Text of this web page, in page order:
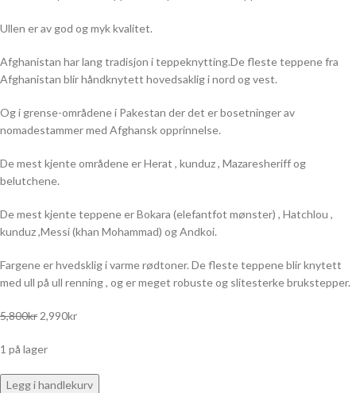
Ullen er av god og myk kvalitet.
Afghanistan har lang tradisjon i teppeknytting.De fleste teppene fra
Afghanistan blir håndknytett hovedsaklig i nord og vest.
Og i grense-områdene i Pakestan der det er bosetninger av
nomadestammer med Afghansk opprinnelse.
De mest kjente områdene er Herat , kunduz , Mazaresheriff og
belutchene.
De mest kjente teppene er Bokara (elefantfot mønster) , Hatchlou ,
kunduz ,Messi (khan Mohammad) og Andkoi.
Fargene er hvedsklig i varme rødtoner. De fleste teppene blir knytett
med ull på ull renning , og er meget robuste og slitesterke brukstepper.
5,800kr 2,990kr
1 på lager
Legg i handlekurv